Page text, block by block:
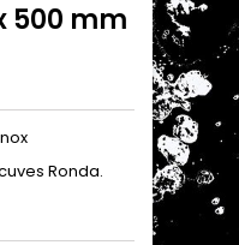
500 mm
Ronda.